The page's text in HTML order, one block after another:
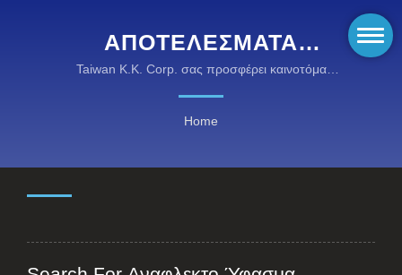
ΑΠΟΤΕΛΈΣΜΑΤΑ
ΑΝΑΖΉΤΗΣΗΣ:
ΑΝΑΦΛΕΚΤΟ ΎΦΑΣΜΑ |
ΠΥΡΑΣΦΆΛΕΙΑΣ KANOX®:
Taiwan K.K. Corp. σας προσφέρει καινοτόμα
Home